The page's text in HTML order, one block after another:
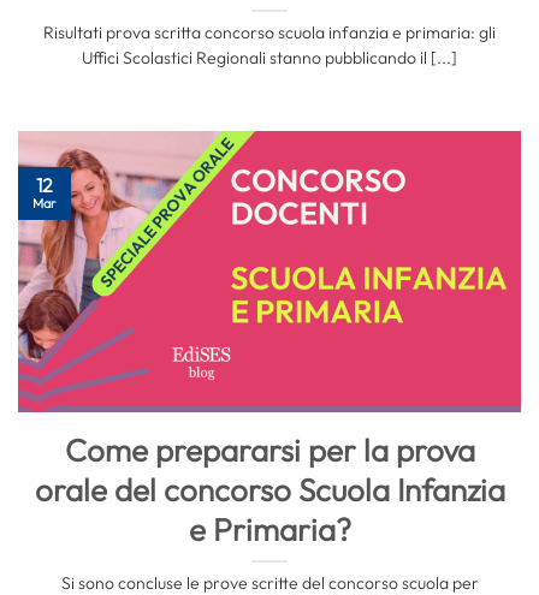
Risultati prova scritta concorso scuola infanzia e primaria: gli
Uffici Scolastici Regionali stanno pubblicando il [...]
Come prepararsi per la prova
orale del concorso Scuola Infanzia
e Primaria?
Si sono concluse le prove scritte del concorso scuola per
12
Mar